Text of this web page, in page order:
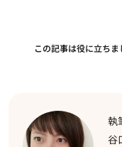
この記事は役に立ちま
執
谷